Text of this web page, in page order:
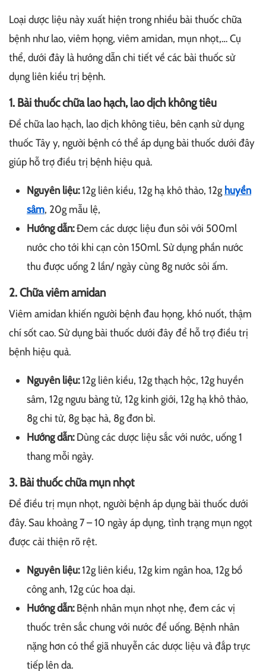
Loại dược liệu này xuất hiện trong nhiều bài thuốc chữa
bệnh như lao, viêm họng, viêm amidan, mụn nhọt,… Cụ
thể, dưới đây là hướng dẫn chi tiết về các bài thuốc sử
dụng liên kiều trị bệnh.
1. Bài thuốc chữa lao hạch, lao dịch không tiêu
Để chữa lao hạch, lao dịch không tiêu, bên cạnh sử dụng
thuốc Tây y, người bệnh có thể áp dụng bài thuốc dưới đây
giúp hỗ trợ điều trị bệnh hiệu quả.
Nguyên liệu:12g liên kiều, 12g hạ khô thảo, 12g huyền
sâm, 20g mẫu lệ,
Hướng dẫn:Đem các dược liệu đun sôi với 500ml
nước cho tới khi cạn còn 150ml. Sử dụng phần nước
thu được uống 2 lần/ ngày cùng 8g nước sôi ấm.
2. Chữa viêm amidan
Viêm amidan khiến người bệnh đau họng, khó nuốt, thậm
chí sốt cao. Sử dụng bài thuốc dưới đây để hỗ trợ điều trị
bệnh hiệu quả.
Nguyên liệu:12g liên kiều, 12g thạch hộc, 12g huyền
sâm, 12g ngưu bàng tử, 12g kinh giới, 12g hạ khô thảo,
8g chi tử, 8g bạc hà, 8g đơn bì.
Hướng dẫn:Dùng các dược liệu sắc với nước, uống 1
thang mỗi ngày.
3. Bài thuốc chữa mụn nhọt
Để điều trị mụn nhọt, người bệnh áp dụng bài thuốc dưới
đây. Sau khoảng 7 – 10 ngày áp dụng, tình trạng mụn ngọt
được cải thiện rõ rệt.
Nguyên liệu:12g liên kiều, 12g kim ngân hoa, 12g bồ
công anh, 12g cúc hoa dại.
Hướng dẫn:Bệnh nhân mụn nhọt nhẹ, đem các vị
thuốc trên sắc chung với nước để uống. Bệnh nhân
nặng hơn có thể giã nhuyễn các dược liệu và đắp trực
tiếp lên da.